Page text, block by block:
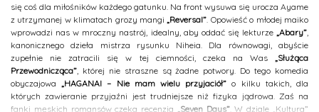
się coś dla miłośników każdego gatunku. Na front wysuwa się urocza Ayame
z utrzymanej w klimatach grozy mangi „Reversal” . Opowieść o młodej maiko
wprowadzi nas w mroczny nastrój, idealny, aby oddać się lekturze „Abary”
kanonicznego dzieła mistrza rysunku Niheia. Dla równowagi, abyście
zupełnie nie zatracili się w tej ciemności, czeka na Was „Służąca
Przewodnicząca” , której nie straszne są żadne potwory. Do tego komedia
obyczajowa „HAGANAI – Nie mam wielu przyjaciół” o kilku takich, dla
których zawieranie przyjaźni jest trudniejsze niż fizyka jądrowa. Zaś na
fanki męskich romansów czeka recenzja
„Seven Days”. W dziale „Kultura”